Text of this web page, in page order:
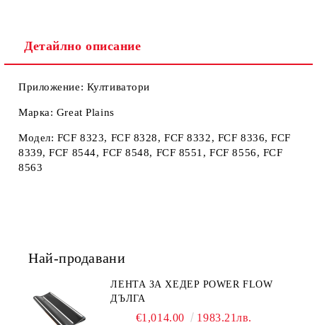
Детайлно описание
Приложение: Култиватори
Марка: Great Plains
Модел: FCF 8323, FCF 8328, FCF 8332, FCF 8336, FCF
8339, FCF 8544, FCF 8548, FCF 8551, FCF 8556, FCF
8563
Най-продавани
ЛЕНТА ЗА ХЕДЕР POWER FLOW
ДЪЛГА
€1,014.00 1983.21лв.